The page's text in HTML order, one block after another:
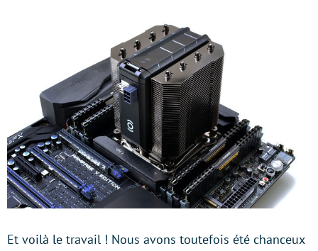
Et voilà le travail ! Nous avons toutefois été chanceux